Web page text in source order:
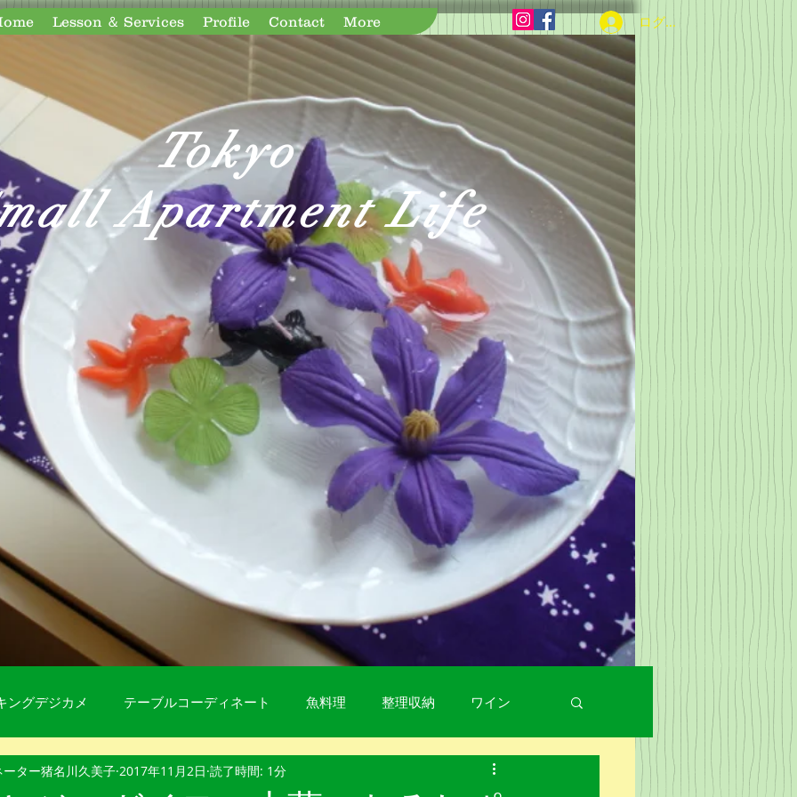
Lesson ＆ Services Profile Contact More ログイン
Tokyo
Apartment Life
ングデジカメ テーブルコーディネート 魚料理 整理収納 ワイン
麺類 ひき肉料理 ひとりを楽しむ
ター猪名川久美子 2017年11月2日 読了時間: 1分